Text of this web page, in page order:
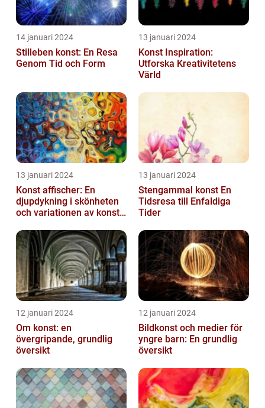
14 januari 2024
Stilleben konst: En Resa
Genom Tid och Form
13 januari 2024
Konst Inspiration:
Utforska Kreativitetens
Värld
13 januari 2024
Konst affischer: En
djupdykning i skönheten
och variationen av konst
13 januari 2024
Stengammal konst En
Tidsresa till Enfaldiga
Tider
12 januari 2024
Om konst: en
övergripande, grundlig
översikt
12 januari 2024
Bildkonst och medier för
yngre barn: En grundlig
översikt